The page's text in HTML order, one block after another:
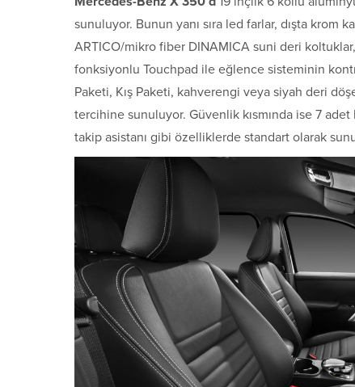
sunuluyor. Bunun yanı sıra led farlar, dışta krom
ARTICO/mikro fiber DINAMICA suni deri
fonksiyonlu Touchpad ile eğlence sisteminin
Paketi, Kış Paketi, kahverengi veya siyah deri
tercihine sunuluyor. Güvenlik kısmında ise 7
takip asistanı gibi özelliklerde standart olarak